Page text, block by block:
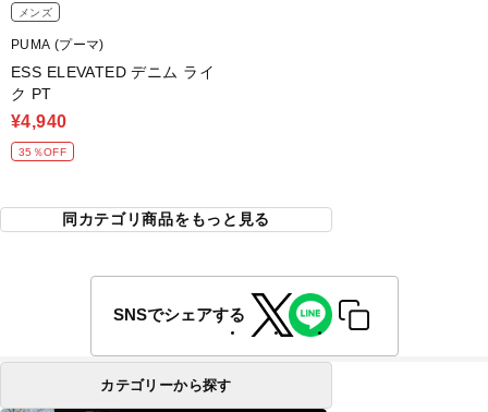
メンズ
PUMA (プーマ)
ESS ELEVATED デニム ライ
ク PT
¥4,940
35％OFF
同カテゴリ商品をもっと見る
SNSでシェアする
カテゴリーから探す